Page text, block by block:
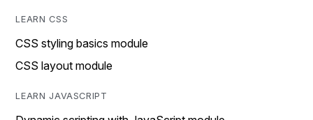
LEARN CSS
CSS styling basics module
CSS layout module
LEARN JAVASCRIPT